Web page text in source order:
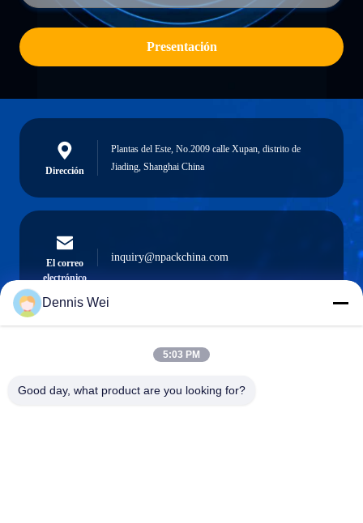
Presentación
Dirección
Plantas del Este, No.2009 calle Xupan, distrito de
Jiading, Shanghai China
El correo
electrónico
inquiry@npackchina.com
0086-21-66035560
Dennis Wei
5:03 PM
Good day, what product are you looking for?